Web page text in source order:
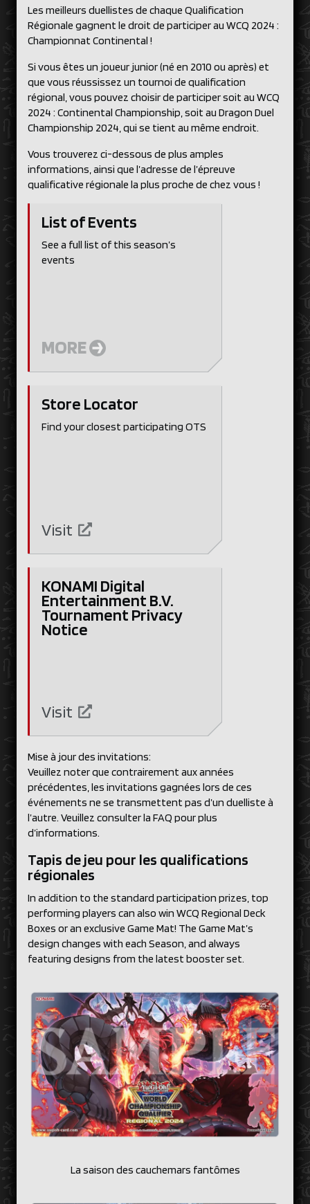
Les meilleurs duellistes de chaque Qualification
Régionale gagnent le droit de participer au WCQ 2024 :
Championnat Continental !
Si vous êtes un joueur junior (né en 2010 ou après) et
que vous réussissez un tournoi de qualification
régional, vous pouvez choisir de participer soit au WCQ
2024 : Continental Championship, soit au Dragon Duel
Championship 2024, qui se tient au même endroit.
Vous trouverez ci-dessous de plus amples
informations, ainsi que l’adresse de l’épreuve
qualificative régionale la plus proche de chez vous !
List of Events
See a full list of this season’s
events
MORE
Store Locator
Find your closest participating OTS
Visit
KONAMI Digital
Entertainment B.V.
Tournament Privacy
Notice
Visit
Mise à jour des invitations:
Veuillez noter que contrairement aux années
précédentes, les invitations gagnées lors de ces
événements ne se transmettent pas d’un duelliste à
l’autre. Veuillez consulter la FAQ pour plus
d’informations.
Tapis de jeu pour les qualifications
régionales
In addition to the standard participation prizes, top
performing players can also win WCQ Regional Deck
Boxes or an exclusive Game Mat! The Game Mat’s
design changes with each Season, and always
featuring designs from the latest booster set.
La saison des cauchemars fantômes